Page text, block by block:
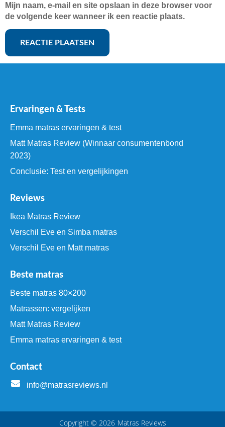
Mijn naam, e-mail en site opslaan in deze browser voor
de volgende keer wanneer ik een reactie plaats.
Ervaringen & Tests
Emma matras ervaringen & test
Matt Matras Review (Winnaar consumentenbond
2023)
Conclusie: Test en vergelijkingen
Reviews
Ikea Matras Review
Verschil Eve en Simba matras
Verschil Eve en Matt matras
Beste matras
Beste matras 80×200
Matrassen: vergelijken
Matt Matras Review
Emma matras ervaringen & test
Contact
info@matrasreviews.nl
Copyright © 2026 Matras Reviews